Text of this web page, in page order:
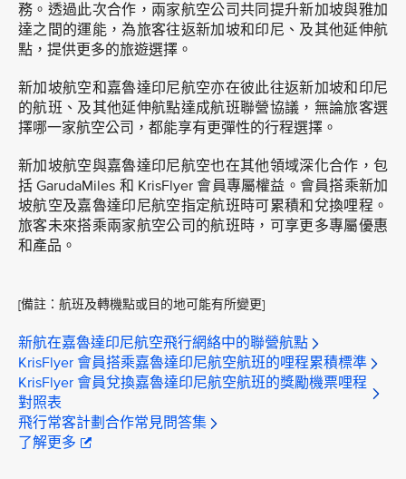
務。透過此次合作，兩家航空公司共同提升新加坡與雅加
達之間的運能，為旅客往返新加坡和印尼、及其他延伸航
點，提供更多的旅遊選擇。
新加坡航空和嘉魯達印尼航空亦在彼此往返新加坡和印尼
的航班、及其他延伸航點達成航班聯營協議，無論旅客選
擇哪一家航空公司，都能享有更彈性的行程選擇。
新加坡航空與嘉魯達印尼航空也在其他領域深化合作，包
括 GarudaMiles 和 KrisFlyer 會員專屬權益。會員搭乘新加
坡航空及嘉魯達印尼航空指定航班時可累積和兌換哩程。
旅客未來搭乘兩家航空公司的航班時，可享更多專屬優惠
和產品。
[備註：航班及轉機點或目的地可能有所變更]
新航在嘉魯達印尼航空飛行網絡中的聯營航點
KrisFlyer 會員搭乘嘉魯達印尼航空航班的哩程累積標準
KrisFlyer 會員兌換嘉魯達印尼航空航班的獎勵機票哩程
對照表
飛行常客計劃合作常見問答集
了解更多